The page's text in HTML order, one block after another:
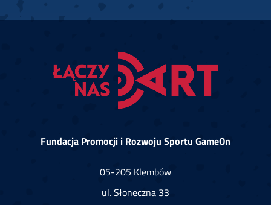
Fundacja Promocji i Rozwoju Sportu GameOn
05-205 Klembów
ul. Słoneczna 33